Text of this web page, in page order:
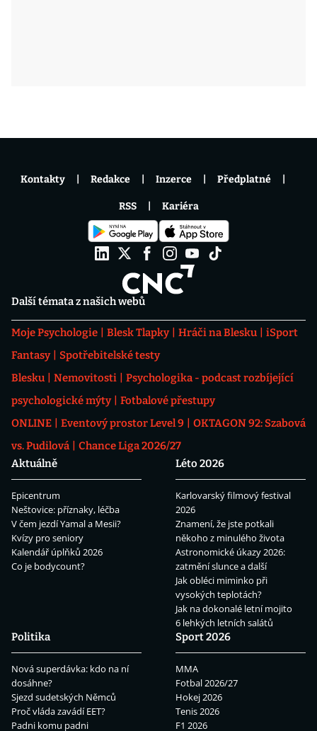
Další témata z našich webů
Moje Psychologie Blesk Tlapky Hráči na Blesku
iSport
Fantasy
Spotřebitelské testy
Blesku
Nemovitosti
Psychologika - podcast rozbíjející
psychologické mýty
Fotbalové přestupy
ONLINE
Eventový prostor Level 9
OKTAGON 92: Szabová
vs. Pudilová
Chance Liga 2026/27
Aktuálně
Epicentrum
Neštovice: příznaky, léčba
V čem jezdí Yamal a Mesii?
Kvízy pro seniory
Kalendář úplňků 2026
Co je bodycount?
Léto 2026
Karlovarský filmový festival
2026
Znamení, že jste potkali
někoho z minulého života
Astronomické úkazy 2026:
zatmění slunce a další
Jak obléci miminko při
vysokých teplotách?
Jak na dokonalé letní mojito
6 lehkých letních salátů
Politika
Nová superdávka: kdo na ní
dosáhne?
Sjezd sudetských Němců
Proč vláda zavádí EET?
Padni komu padni
Sport 2026
MMA
Fotbal 2026/27
Hokej 2026
Tenis 2026
F1 2026
Kontakty Redakce Inzerce Předplatné
RSS Kariéra